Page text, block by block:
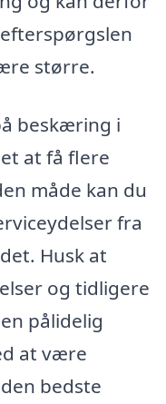
større.
beskæring i
at få flere
måde kan du
fra
Husk at
og tidligere
pålidelig
at være
bedste